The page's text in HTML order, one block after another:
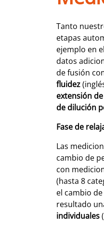
Tanto
etapas
ejemplo en el
datos
de fusión
fluidez
extensión
de dilución
Fase de
Las
cambio de
con
(hasta 8
el cambio
resultado
individuales